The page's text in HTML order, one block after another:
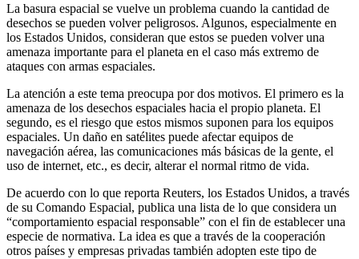
La basura espacial se vuelve un problema cuando la cantidad de
desechos se pueden volver peligrosos. Algunos, especialmente en
los Estados Unidos, consideran que estos se pueden volver una
amenaza importante para el planeta en el caso más extremo de
ataques con armas espaciales.
La atención a este tema preocupa por dos motivos. El primero es la
amenaza de los desechos espaciales hacia el propio planeta. El
segundo, es el riesgo que estos mismos suponen para los equipos
espaciales. Un daño en satélites puede afectar equipos de
navegación aérea, las comunicaciones más básicas de la gente, el
uso de internet, etc., es decir, alterar el normal ritmo de vida.
De acuerdo con lo que reporta Reuters, los Estados Unidos, a través
de su Comando Espacial, publica una lista de lo que considera un
“comportamiento espacial responsable” con el fin de establecer una
especie de normativa. La idea es que a través de la cooperación
otros países y empresas privadas también adopten este tipo de